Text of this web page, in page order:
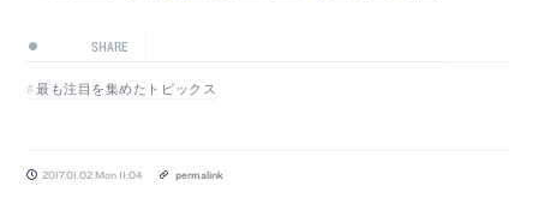
SHARE
最も注目を集めたトピックス
2017.01.02 Mon 11:04 permalink